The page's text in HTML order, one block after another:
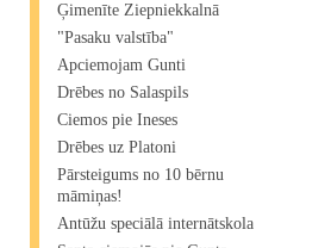
Ģimenīte Ziepniekkalnā
"Pasaku valstība"
Apciemojam Gunti
Drēbes no Salaspils
Ciemos pie Ineses
Drēbes uz Platoni
Pārsteigums no 10 bērnu
māmiņas!
Antūžu speciālā internātskola